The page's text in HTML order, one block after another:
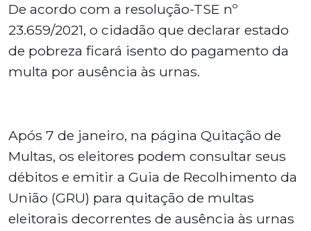
De acordo com a resolução-TSE nº
23.659/2021, o cidadão que declarar estado
de pobreza ficará isento do pagamento da
multa por ausência às urnas.
Após 7 de janeiro, na página Quitação de
Multas, os eleitores podem consultar seus
débitos e emitir a Guia de Recolhimento da
União (GRU) para quitação de multas
eleitorais decorrentes de ausência às urnas